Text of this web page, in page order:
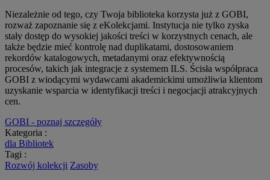
Niezależnie od tego, czy Twoja biblioteka korzysta już z GOBI,
rozważ zapoznanie się z eKolekcjami. Instytucja nie tylko zyska
stały dostęp do wysokiej jakości treści w korzystnych cenach, ale
także będzie mieć kontrolę nad duplikatami, dostosowaniem
rekordów katalogowych, metadanymi oraz efektywnością
procesów, takich jak integracje z systemem ILS. Ścisła współpraca
GOBI z wiodącymi wydawcami akademickimi umożliwia klientom
uzyskanie wsparcia w identyfikacji treści i negocjacji atrakcyjnych
cen.
GOBI - poznaj szczegóły
Kategoria :
dla Bibliotek
Tagi :
Rozwój kolekcji Zasoby